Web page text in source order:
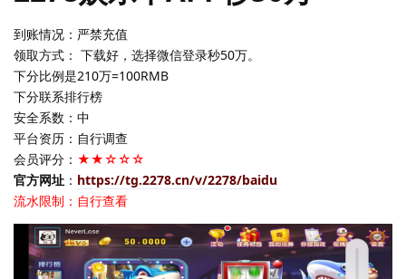
到账情况：严禁充值
领取方式： 下载好，选择微信登录秒50万。
下分比例是210万=100RMB
下分联系排行榜
安全系数：中
平台资历：自行调查
会员评分： ★★☆☆☆
官方网址 ： https://tg.2278.cn/v/2278/baidu
流水限制：自行查看